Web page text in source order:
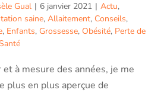
Gual | 6 janvier 2021 | Actu,
saine, Allaitement, Conseils,
, Enfants, Grossesse, Obésité, Perte de
à mesure des années, je me
plus en plus aperçue de